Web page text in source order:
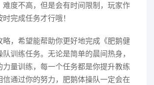
难度不高，但是会有时间限制，玩家作
完成任务才行哦！
略，希望能帮助你更好地完成《肥鹅健
训练任务。无论是简单的晨间热身，
力量训练，每一个任务都是你提升教练
信通过你的努力，肥鹅体操队一定会在